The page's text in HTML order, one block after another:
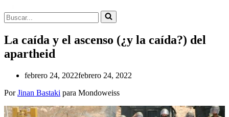
Buscar...
La caída y el ascenso (¿y la caída?) del
apartheid
febrero 24, 2022febrero 24, 2022
PorJinan Bastaki para Mondoweiss